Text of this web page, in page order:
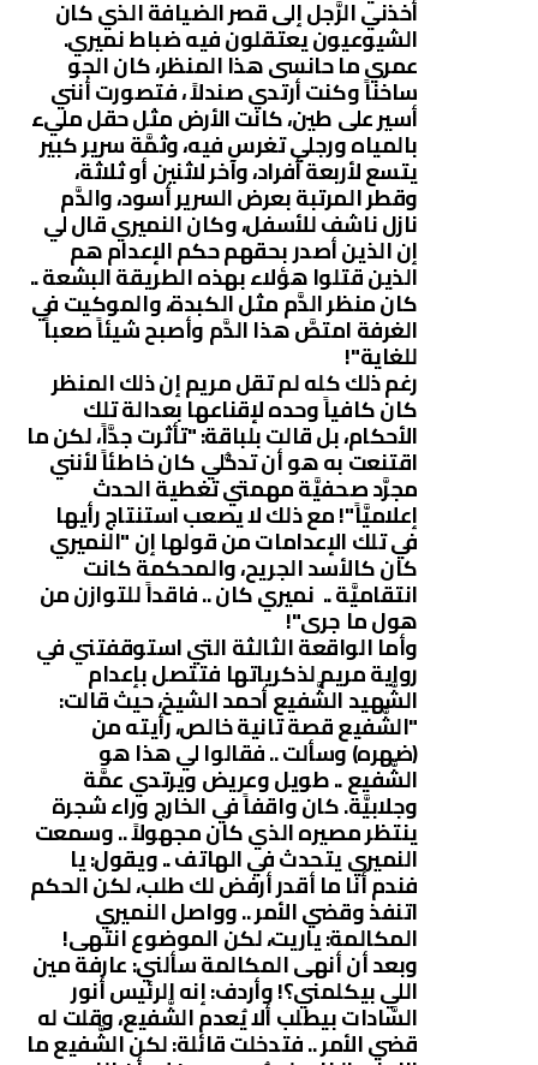
أخذني الرَّجل إلى قصر الضيافة الذي كان
الشيوعيون يعتقلون فيه ضباط نميري.
عمري ما حانسى هذا المنظر، كان الجو
ساخناً وكنت أرتدي صندلاً ، فتصورت أنني
أسير على طين، كانت الأرض مثل حقل مليء
بالمياه ورجلي تغرس فيه، وثمَّة سرير كبير
يتسع لأربعة أفراد، وآخر لاثنين أو ثلاثة،
وقطر المرتبة بعرض السرير أسود، والدَّم
نازل ناشف للأسفل، وكان النميري قال لي
إن الذين أصدر بحقهم حكم الإعدام هم
الذين قتلوا هؤلاء بهذه الطريقة البشعة ..
كان منظر الدَّم مثل الكبدة، والموكيت في
الغرفة امتصَّ هذا الدَّم وأصبح شيئاً صعباً
للغاية"!
رغم ذلك كله لم تقل مريم إن ذلك المنظر
كان كافياً وحده لإقناعها بعدالة تلك
الأحكام، بل قالت بلباقة: "تأثرت جدَّاً، لكن ما
اقتنعت به هو أن تدخُّلي كان خاطئاً لأنني
مجرَّد صحفيَّة مهمتي تغطية الحدث
إعلاميَّاً"! مع ذلك لا يصعب استنتاج رأيها
في تلك الإعدامات من قولها إن "النميري
كان كالأسد الجريح، والمحكمة كانت
انتقاميَّة .. نميري كان .. فاقداً للتوازن من
هول ما جرى"!
وأما الواقعة الثالثة التي استوقفتني في
رواية مريم لذكرياتها فتتصل بإعدام
الشَّهيد الشَّفيع أحمد الشيخ، حيث قالت:
"الشَّفيع قصة تانية خالص، رأيته من
(ضهره) وسألت .. فقالوا لي هذا هو
الشَّفيع .. طويل وعريض ويرتدي عمَّة
وجلابيَّة. كان واقفاً في الخارج وراء شجرة
ينتظر مصيره الذي كان مجهولاً .. وسمعت
النميري يتحدث في الهاتف .. ويقول: يا
فندم أنا ما أقدر أرفض لك طلب، لكن الحكم
اتنفذ وقضي الأمر .. وواصل النميري
المكالمة: ياريت، لكن الموضوع انتهى!
وبعد أن أنهى المكالمة سألني: عارفة مين
اللي بيكلمني؟! وأردف: إنه الرئيس أنور
السَّادات بيطلب ألا يُعدم الشَّفيع، وقلت له
قضي الأمر .. فتدخلت قائلة: لكن الشَّفيع ما